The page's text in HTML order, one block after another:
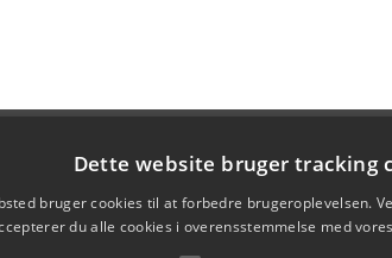
Dette website bruger tracking
bruger cookies til at forbedre brugeroplevelsen.
du alle cookies i overensstemmelse med